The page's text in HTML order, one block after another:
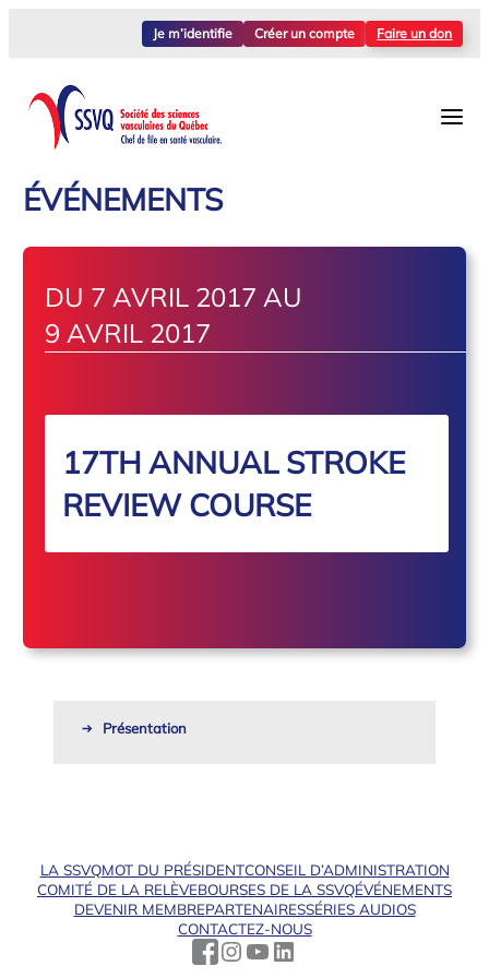
Je m’identifie Créer un compte Faire un don
ÉVÉNEMENTS
DU 7 AVRIL 2017 AU
9 AVRIL 2017
17TH ANNUAL STROKE
REVIEW COURSE
Présentation
LA SSVQMOT DU PRÉSIDENTCONSEIL D’ADMINISTRATION
COMITÉ DE LA RELÈVEBOURSES DE LA SSVQÉVÉNEMENTS
DEVENIR MEMBREPARTENAIRESSÉRIES AUDIOS
CONTACTEZ-NOUS